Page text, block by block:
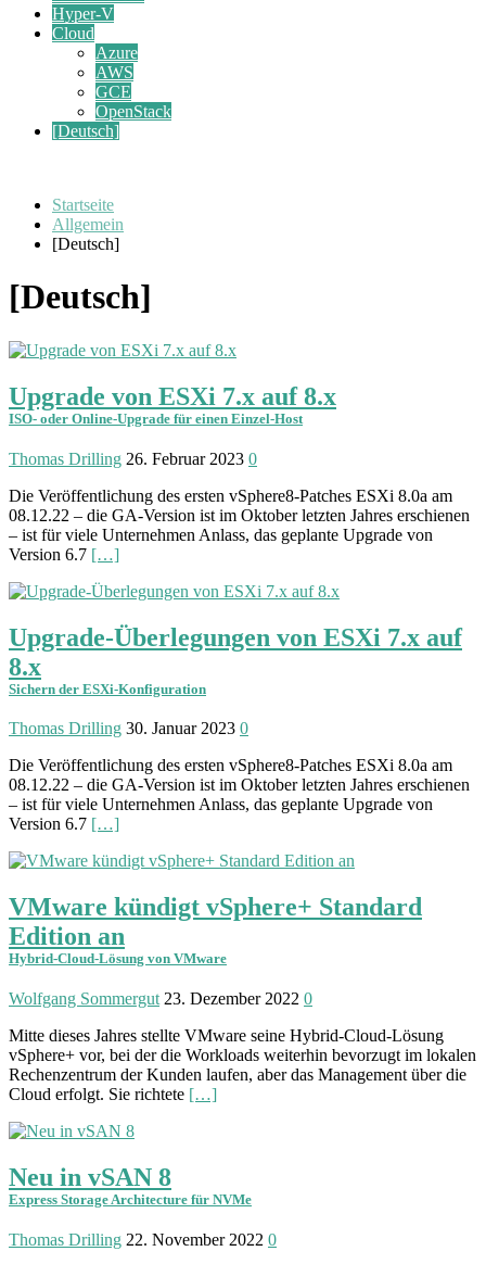
Hyper-V
Cloud
Azure
AWS
GCE
OpenStack
[Deutsch]
Startseite
Allgemein
[Deutsch]
[Deutsch]
Upgrade von ESXi 7.x auf 8.x
ISO- oder Online-Upgrade für einen Einzel-Host
Thomas Drilling 26. Februar 2023 0
Die Veröffentlichung des ersten vSphere8-Patches ESXi 8.0a am
08.12.22 – die GA-Version ist im Oktober letzten Jahres erschienen
– ist für viele Unternehmen Anlass, das geplante Upgrade von
Version 6.7 […]
Upgrade-Überlegungen von ESXi 7.x auf
8.x
Sichern der ESXi-Konfiguration
Thomas Drilling 30. Januar 2023 0
Die Veröffentlichung des ersten vSphere8-Patches ESXi 8.0a am
08.12.22 – die GA-Version ist im Oktober letzten Jahres erschienen
– ist für viele Unternehmen Anlass, das geplante Upgrade von
Version 6.7 […]
VMware kündigt vSphere+ Standard
Edition an
Hybrid-Cloud-Lösung von VMware
Wolfgang Sommergut 23. Dezember 2022 0
Mitte dieses Jahres stellte VMware seine Hybrid-Cloud-Lösung
vSphere+ vor, bei der die Workloads weiterhin bevorzugt im lokalen
Rechen­zentrum der Kunden laufen, aber das Management über die
Cloud erfolgt. Sie richtete […]
Neu in vSAN 8
Express Storage Architecture für NVMe
Thomas Drilling 22. November 2022 0